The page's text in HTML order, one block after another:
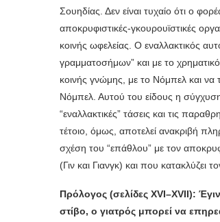
Σουηδίας. Δεν είναι τυχαίο ότι ο
αποκρυφιστικές-γκουρουϊστικές
κοινής ωφελείας. Ο εναλλακτικός
γραμματοσήμων” και με το
κοινής γνώμης, με το Νόμπελ και να
Νόμπελ. Αυτού του είδους η
“εναλλακτικές” τάσεις και τις
τέτοιο, όμως, αποτελεί ανακριβή
σχέση του “επάθλου” με τον
(Γιν και Γιανγκ) και που κατακλύζει
Πρόλογος (σελίδες XVI–XVII):
στίβο, ο γιατρός μπορεί να